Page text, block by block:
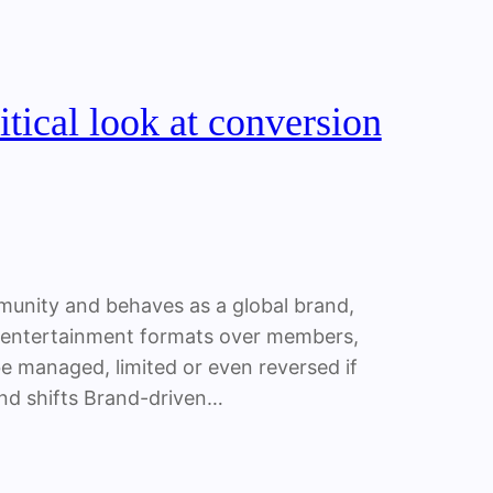
look at conversion
and behaves as a global brand,
formats over members,
managed, limited or even reversed if
shifts Brand-driven…